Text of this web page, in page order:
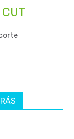
CUT